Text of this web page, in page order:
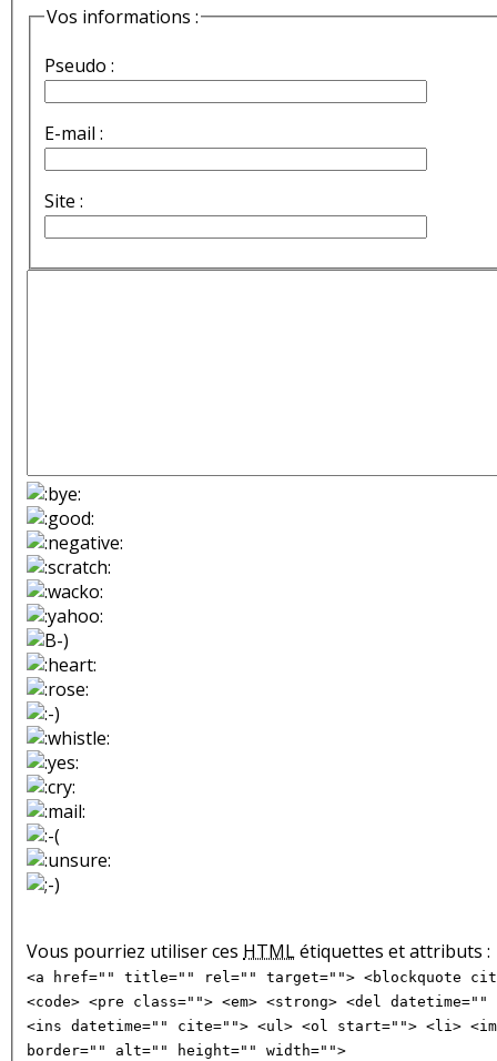
Vos informations :
Pseudo :
E-mail :
Site :
Vous pourriez utiliser ces HTMLétiquettes et attributs :
<a href="" title="" rel="" target=""> <blockquote
<code> <pre class=""> <em> <strong> <del
<ins datetime="" cite=""> <ul> <ol start=""> <li>
border="" alt="" height="" width="">